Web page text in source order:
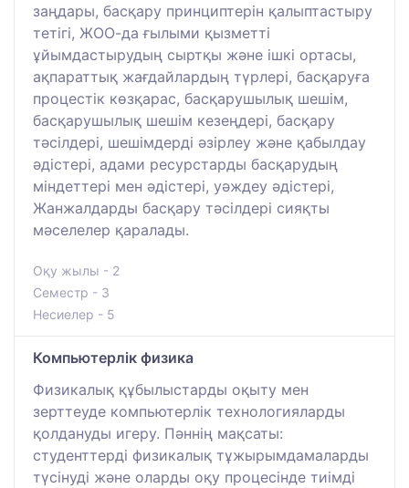
заңдары, басқару принциптерін қалыптастыру
тетігі, ЖОО-да ғылыми қызметті
ұйымдастырудың сыртқы және ішкі ортасы,
ақпараттық жағдайлардың түрлері, басқаруға
процестік көзқарас, басқарушылық шешім,
басқарушылық шешім кезеңдері, басқару
тәсілдері, шешімдерді әзірлеу және қабылдау
әдістері, адами ресурстарды басқарудың
міндеттері мен әдістері, уәждеу әдістері,
Жанжалдарды басқару тәсілдері сияқты
мәселелер қаралады.
Оқу жылы - 2
Семестр - 3
Несиелер - 5
Компьютерлік физика
Физикалық құбылыстарды оқыту мен
зерттеуде компьютерлік технологияларды
қолдануды игеру. Пәннің мақсаты:
студенттерді физикалық тұжырымдамаларды
түсінуді және оларды оқу процесінде тиімді